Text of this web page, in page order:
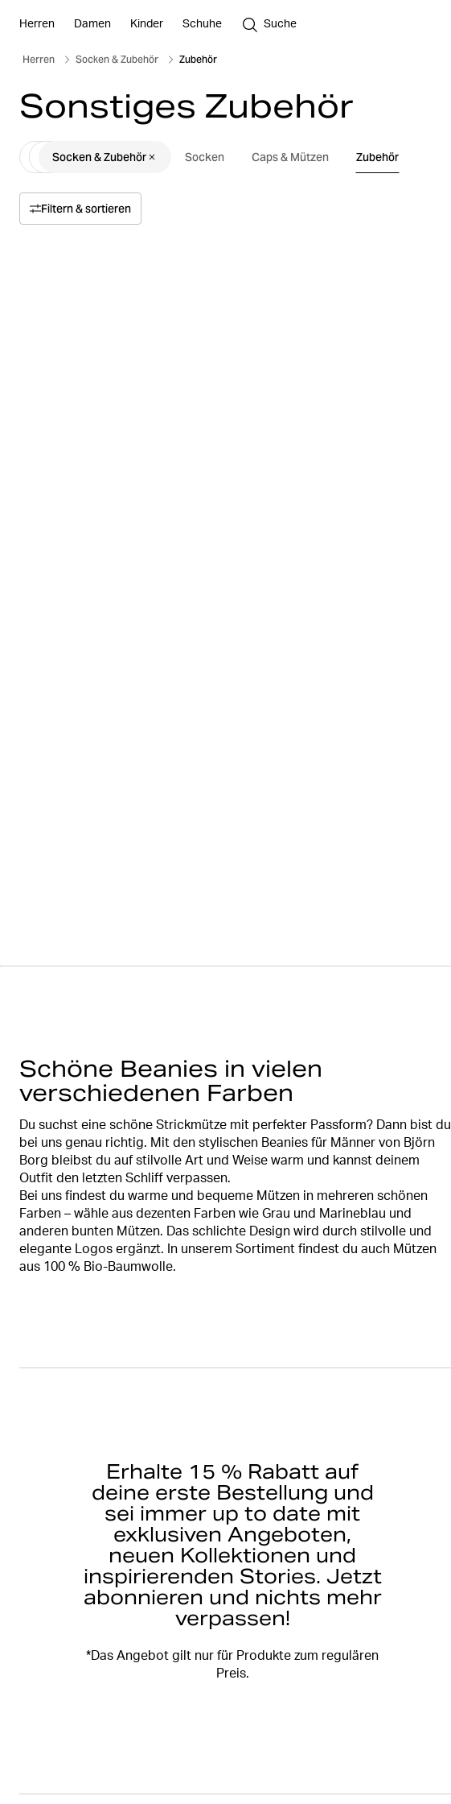
Herren Damen Kinder Schuhe Suche
Herren Socken & Zubehör Zubehör
Sonstiges Zubehör
Socken & Zubehör Socken Caps & Mützen Zubehör
Filtern & sortieren
Schöne Beanies in vielen
verschiedenen Farben
Du suchst eine schöne Strickmütze mit perfekter Passform? Dann bist du
bei uns genau richtig. Mit den stylischen Beanies für Männer von Björn
Borg bleibst du auf stilvolle Art und Weise warm und kannst deinem
Outfit den letzten Schliff verpassen.
Bei uns findest du warme und bequeme Mützen in mehreren schönen
Farben – wähle aus dezenten Farben wie Grau und Marineblau und
anderen bunten Mützen. Das schlichte Design wird durch stilvolle und
elegante Logos ergänzt. In unserem Sortiment findest du auch Mützen
aus 100 % Bio-Baumwolle.
Erhalte 15 % Rabatt auf
deine erste Bestellung und
sei immer up to date mit
exklusiven Angeboten,
neuen Kollektionen und
inspirierenden Stories. Jetzt
abonnieren und nichts mehr
verpassen!
*Das Angebot gilt nur für Produkte zum regulären
Preis.